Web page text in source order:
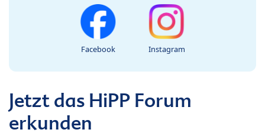
Facebook Instagram
Jetzt das HiPP Forum
erkunden